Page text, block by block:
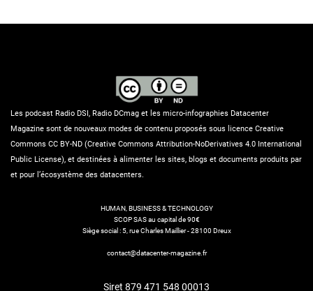
Les podcast Radio DSI, Radio DCmag et les micro-infographies Datacenter
Magazine sont de nouveaux modes de contenu proposés sous licence Creative
Commons CC BY-ND (Creative Commons Attribution-NoDerivatives 4.0 International
Public License), et destinées à alimenter les sites, blogs et documents produits par
et pour l’écosystème des datacenters.
HUMAN, BUSINESS & TECHNOLOGY
SCOP SAS au capital de 90€
Siège social : 5, rue Charles Maillier - 28100 Dreux
contact@datacenter-magazine.fr
Siret 879 471 548 00013